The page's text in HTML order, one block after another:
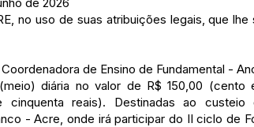
no uso de suas atribuições legais, que
de Ensino de Fundamental -
diária no valor de R$ 150,00 (cento
reais). Destinadas ao custeio
- Acre, onde irá participar do II ciclo de